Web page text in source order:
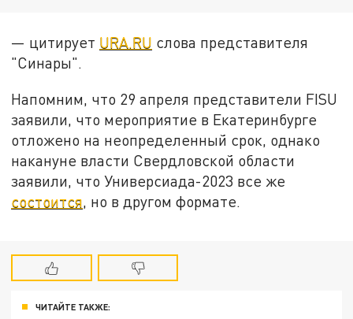
— цитирует URA.RU слова представителя
"Синары".
Напомним, что 29 апреля представители FISU
заявили, что мероприятие в Екатеринбурге
отложено на неопределенный срок, однако
накануне власти Свердловской области
заявили, что Универсиада-2023 все же
состоится, но в другом формате.
ЧИТАЙТЕ ТАКЖЕ: